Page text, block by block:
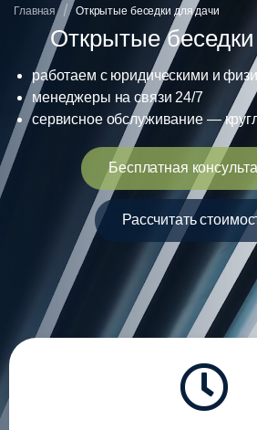
Главная / Открытые беседки для дачи
Открытые
работаем с юридическими и
менеджеры на связи 24/7
сервисное обслуживание —
Бесплатная
Рассчитать